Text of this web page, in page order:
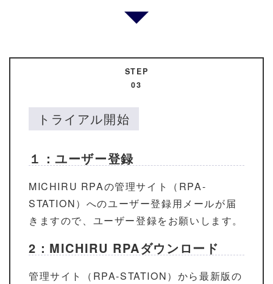
STEP
03
トライアル開始
１：ユーザー登録
MICHIRU RPAの管理サイト（RPA-
STATION）へのユーザー登録用メールが届
きますので、ユーザー登録をお願いします。
2：MICHIRU RPAダウンロード
管理サイト（RPA-STATION）から最新版の